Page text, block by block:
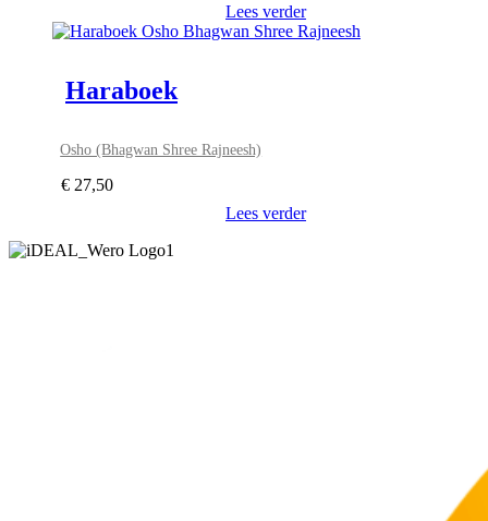
Lees verder
Haraboek
Osho (Bhagwan Shree Rajneesh)
€ 27,50
Lees verder